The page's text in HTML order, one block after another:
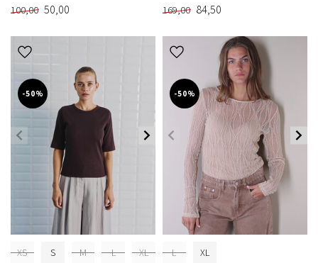
100,00 50,00 169,00 84,50
-50%
XS S M L XL
-50%
L XL